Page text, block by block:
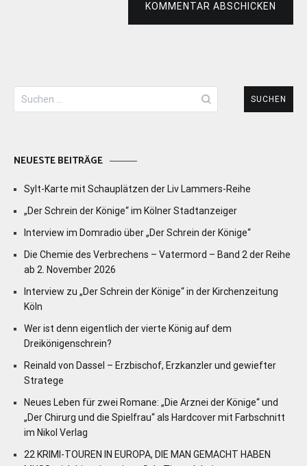
KOMMENTAR ABSCHICKEN
Suchen
nach:
NEUESTE BEITRÄGE
Sylt-Karte mit Schauplätzen der Liv Lammers-Reihe
„Der Schrein der Könige“ im Kölner Stadtanzeiger
Interview im Domradio über „Der Schrein der Könige“
Die Chemie des Verbrechens – Vatermord – Band 2 der Reihe
ab 2. November 2026
Interview zu „Der Schrein der Könige“ in der Kirchenzeitung
Köln
Wer ist denn eigentlich der vierte König auf dem
Dreikönigenschrein?
Reinald von Dassel – Erzbischof, Erzkanzler und gewiefter
Stratege
Neues Leben für zwei Romane: „Die Arznei der Könige“ und
„Der Chirurg und die Spielfrau“ als Hardcover mit Farbschnitt
im Nikol Verlag
22 KRIMI-TOUREN IN EUROPA, DIE MAN GEMACHT HABEN